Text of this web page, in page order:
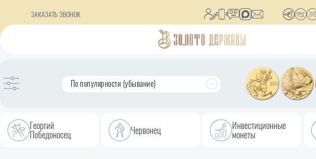
ЗАКАЗАТЬ ЗВОНОК
По популярности (убывание)
Георгий
Победоносец Червонец Инвестиционные
монеты